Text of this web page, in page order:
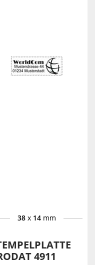
38x 14mm
4911